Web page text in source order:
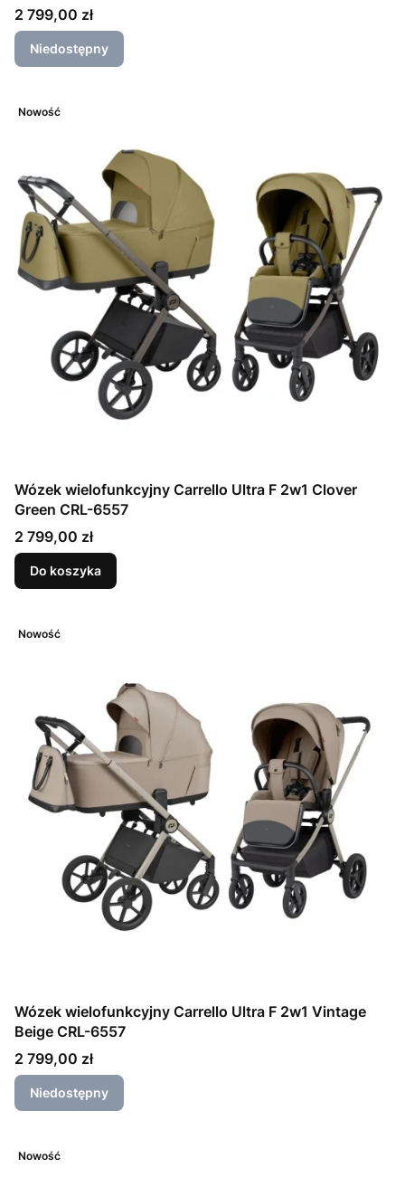
Cena
2 799,00 zł
Niedostępny
Nowość
Wózek wielofunkcyjny Carrello Ultra F 2w1 Clover
Green CRL-6557
Cena
2 799,00 zł
Do koszyka
Nowość
Wózek wielofunkcyjny Carrello Ultra F 2w1 Vintage
Beige CRL-6557
Cena
2 799,00 zł
Niedostępny
Nowość